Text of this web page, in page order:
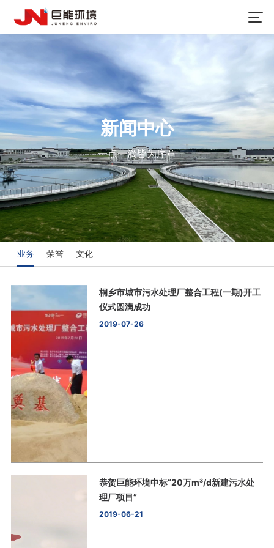
新闻中心
一点一滴皆为序章
业务 荣誉 文化
桐乡市城市污水处理厂整合工程(一期)开工
仪式圆满成功
2019-07-26
恭贺巨能环境中标“20万m³/d新建污水处
理厂项目”
2019-06-21